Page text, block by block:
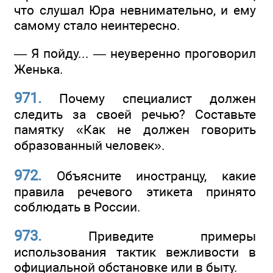
что слушал Юра невнимательно, и ему
самому стало неинтересно.
— Я пойду... — неуверенно проговорил
Женька.
971. Почему специалист должен
следить за своей речью? Составьте
памятку «Как не должен говорить
образованный человек».
972. Объясните иностранцу, какие
правила речевого этикета принято
соблюдать в России.
973. Приведите примеры
использования тактик вежливости в
официальной обстановке или в быту.